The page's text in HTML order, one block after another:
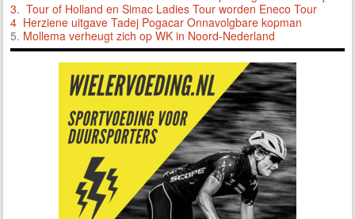
3. Tour of Holland en Simac Ladies Tour worden Eneco Tour
4 Herziene uitgave Tadej Pogacar Onnavolgbare kopman
5. Mollema verheugt zich op WK in Noord-Nederland